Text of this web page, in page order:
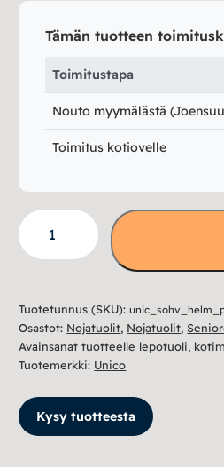
Tämän tuotteen
Toimitustapa
Nouto myymälästä
Toimitus kotiovelle
Helmi
lepotuoli
Land
kangas
määrä
Tuotetunnus (SKU):
Osastot: Nojatuolit, Nojatuolit,
Avainsanat tuotteelle lepotuoli,
Tuotemerkki: Unico
Kysy tuotteesta